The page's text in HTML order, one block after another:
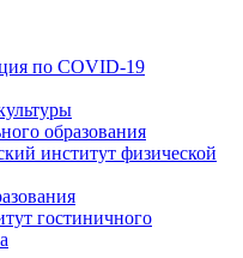
по COVID-19
образования
институт физической
гостиничного